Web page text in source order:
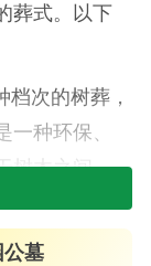
葬式。以下
次的树葬，
种环保、
树木之间，
的葬礼方
公墓